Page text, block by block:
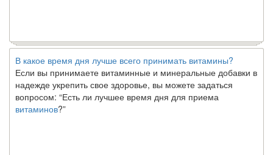
В какое время дня лучше всего принимать витамины?
Если вы принимаете витаминные и минеральные добавки в
надежде укрепить свое здоровье, вы можете задаться
вопросом: “Есть ли лучшее время дня для приема
витаминов ?”